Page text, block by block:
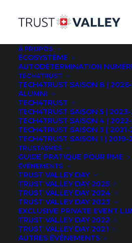
À PROPOS
ÉCOSYSTÈME
AUTODÉTERMINATION
TECH4TRUST
TECH4TRUST SAISON 8 |
ALUMNI
TECH4TRUST
TECH4TRUST SAISON 5 |
TECH4TRUST SAISON 4 |
TECH4TRUST SAISON 3 |
TECH4TRUST SAISON 1 |
TRUST4SMES
GUIDE PRATIQUE POUR PME
ÉVÉNEMENTS
TRUST VALLEY DAY
TRUST VALLEY DAY 2025
TRUST VALLEY DAY 2024
TRUST VALLEY DAY 2023
EXCLUSIVE PRIVATE EVENT
TRUST VALLEY DAY 2022
TRUST VALLEY DAY 2021
AUTRES ÉVÉNEMENTS
Two Swiss cybersecurity experts
created national organisation is a
addressing online attacks, amid
business, government and
Read more:
https://www.swissinfo.ch/eng/
new-cybersecurity-centre-is-a-
direction/46016444